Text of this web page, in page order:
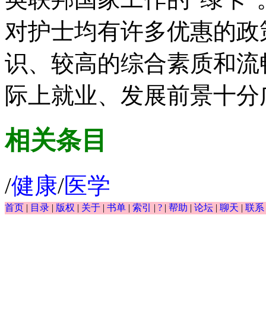
对护士均有许多优惠的
识、较高的综合素质和
际上就业、发展前景十
相关条目
/健康/医学
首页 | 目录 | 版权 | 关于 | 书单 | 索引 | ? | 帮助 | 论坛 | 聊天 | 联系